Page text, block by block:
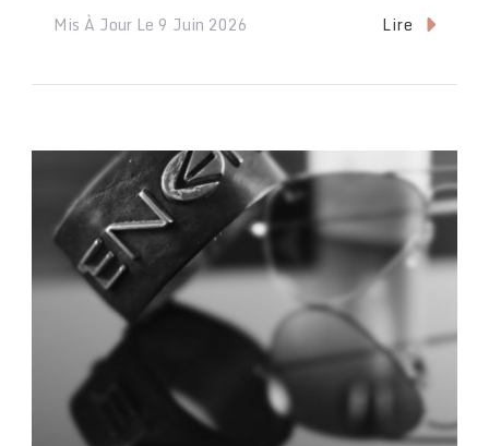
Mis À Jour Le 9 Juin 2026 Lire